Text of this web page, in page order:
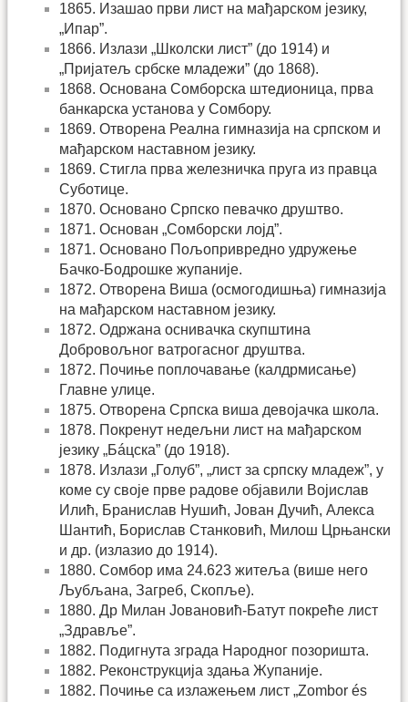
1865. Изашао први лист на мађарском језику,
„Ипар”.
1866. Излази „Школски лист” (до 1914) и
„Пријатељ србске младежи” (до 1868).
1868. Основана Сомборска штедионица, прва
банкарска установа у Сомбору.
1869. Отворена Реална гимназија на српском и
мађарском наставном језику.
1869. Стигла прва железничка пруга из правца
Суботице.
1870. Основано Српско певачко друштво.
1871. Основан „Сомборски лојд”.
1871. Основано Пољопривредно удружење
Бачко-Бодрошке жупаније.
1872. Отворена Виша (осмогодишња) гимназија
на мађарском наставном језику.
1872. Одржана оснивачка скупштина
Добровољног ватрогасног друштва.
1872. Почиње поплочавање (калдрмисање)
Главне улице.
1875. Отворена Српска виша девојачка школа.
1878. Покренут недељни лист на мађарском
језику „Бáцска” (до 1918).
1878. Излази „Голуб”, „лист за српску младеж”, у
коме су своје прве радове објавили Војислав
Илић, Бранислав Нушић, Јован Дучић, Алекса
Шантић, Борислав Станковић, Милош Црњански
и др. (излазио до 1914).
1880. Сомбор има 24.623 житеља (више него
Љубљана, Загреб, Скопље).
1880. Др Милан Јовановић-Батут покреће лист
„Здравље”.
1882. Подигнута зграда Народног позоришта.
1882. Реконструкција здања Жупаније.
1882. Почиње са излажењем лист „Zombor és